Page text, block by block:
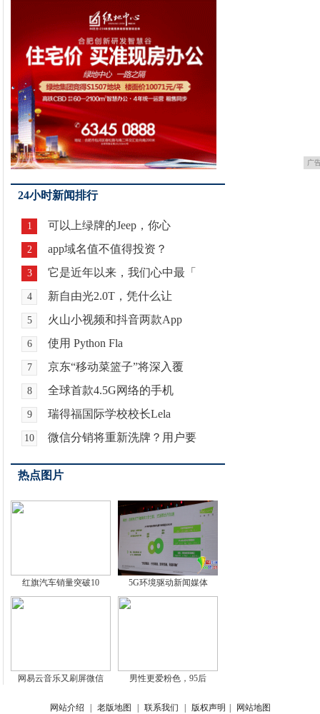
广
24小时新闻排行
1 可以上绿牌的Jeep，你心
2 app域名值不值得投资？
3 它是近年以来，我们心中最「
4 新自由光2.0T，凭什么让
5 火山小视频和抖音两款App
6 使用 Python Fla
7 京东“移动菜篮子”将深入覆
8 全球首款4.5G网络的手机
9 瑞得福国际学校校长Lela
10 微信分销将重新洗牌？用户要
热点图片
红旗汽车销量突破10 5G环境驱动新闻媒体
网易云音乐又刷屏微信 男性更爱粉色，95后
网站介绍 老版地图 联系我们 版权声明
网站地图